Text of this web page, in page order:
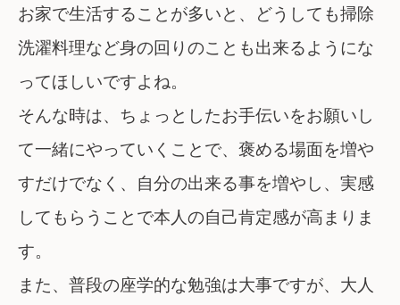
お家で生活することが多いと、どうしても掃除
洗濯料理など身の回りのことも出来るようにな
ってほしいですよね。
そんな時は、ちょっとしたお手伝いをお願いし
て一緒にやっていくことで、褒める場面を増や
すだけでなく、自分の出来る事を増やし、実感
してもらうことで本人の自己肯定感が高まりま
す。
また、普段の座学的な勉強は大事ですが、大人